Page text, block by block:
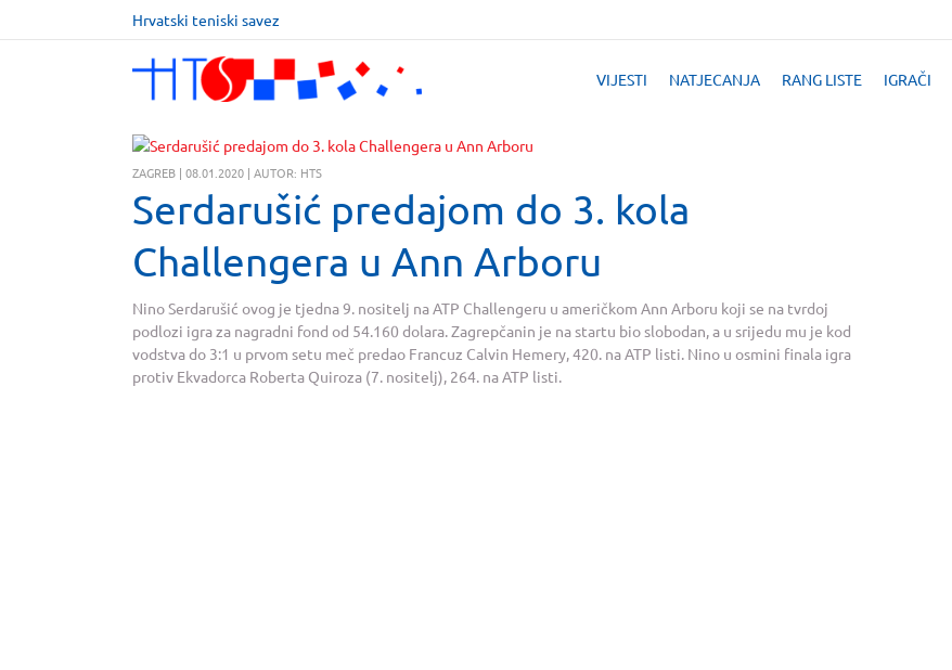
Hrvatski teniski savez
VIJESTI NATJECANJA RANG LISTE IGRAČI
ZAGREB | 08.01.2020 | AUTOR: HTS
Serdarušić predajom do 3. kola
Challengera u Ann Arboru
Nino Serdarušić ovog je tjedna 9. nositelj na ATP Challengeru u američkom Ann Arboru koji se na tvrdoj
podlozi igra za nagradni fond od 54.160 dolara. Zagrepčanin je na startu bio slobodan, a u srijedu mu je kod
vodstva do 3:1 u prvom setu meč predao Francuz Calvin Hemery, 420. na ATP listi. Nino u osmini finala igra
protiv Ekvadorca Roberta Quiroza (7. nositelj), 264. na ATP listi.